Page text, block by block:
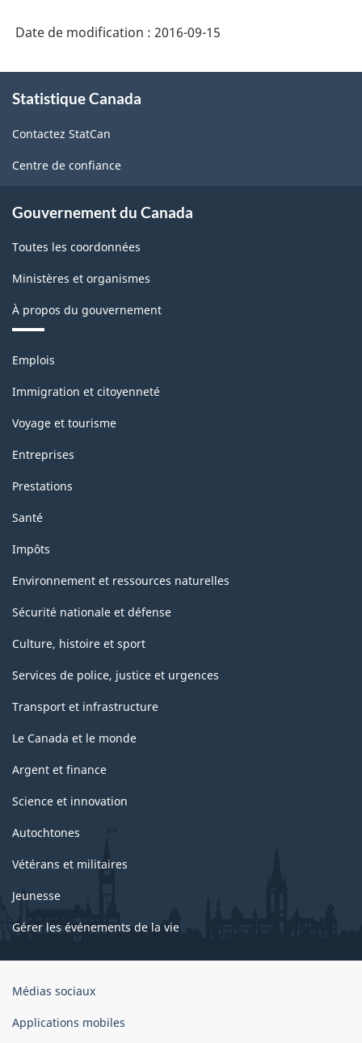
Date de modification : 2016-09-15
propos
ce
site
Statistique Canada
Contactez StatCan
Centre de confiance
Gouvernement du Canada
Toutes les coordonnées
Ministères et organismes
À propos du gouvernement
Thèmes
sujets
Emplois
Immigration et citoyenneté
Voyage et tourisme
Entreprises
Prestations
Santé
Impôts
Environnement et ressources naturelles
Sécurité nationale et défense
Culture, histoire et sport
Services de police, justice et urgences
Transport et infrastructure
Le Canada et le monde
Argent et finance
Science et innovation
Autochtones
Vétérans et militaires
Jeunesse
Gérer les événements de la vie
Organisation
gouvernement
Médias sociaux
Applications mobiles